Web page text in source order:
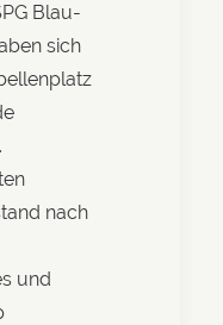
Blau-
sich
nach
und